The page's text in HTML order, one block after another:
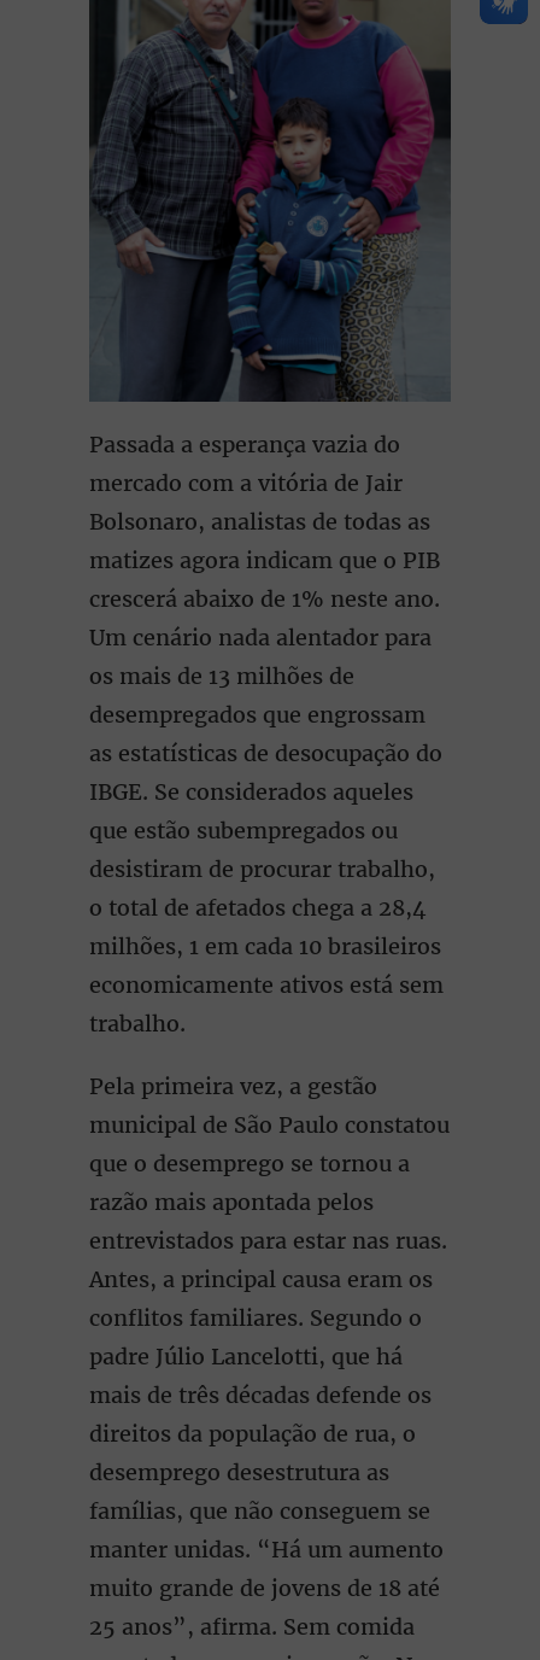
Passada a esperança vazia do
mercado com a vitória de Jair
Bolsonaro, analistas de todas as
matizes agora indicam que o PIB
crescerá abaixo de 1% neste ano.
Um cenário nada alentador para
os mais de 13 milhões de
desempregados que engrossam
as estatísticas de desocupação do
IBGE. Se considerados aqueles
que estão subempregados ou
desistiram de procurar trabalho,
o total de afetados chega a 28,4
milhões, 1 em cada 10 brasileiros
economicamente ativos está sem
trabalho.
Pela primeira vez, a gestão
municipal de São Paulo constatou
que o desemprego se tornou a
razão mais apontada pelos
entrevistados para estar nas ruas.
Antes, a principal causa eram os
conflitos familiares. Segundo o
padre Júlio Lancelotti, que há
mais de três décadas defende os
direitos da população de rua, o
desemprego desestrutura as
famílias, que não conseguem se
manter unidas. “Há um aumento
muito grande de jovens de 18 até
25 anos”, afirma. Sem comida